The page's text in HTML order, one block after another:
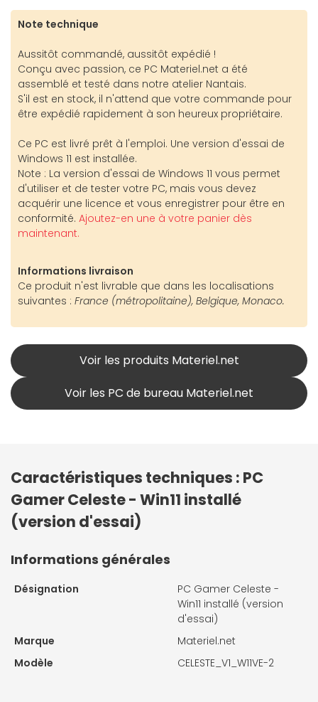
Note technique
Aussitôt commandé, aussitôt expédié !
Conçu avec passion, ce PC Materiel.net a été
assemblé et testé dans notre atelier Nantais.
S'il est en stock, il n'attend que votre commande pour
être expédié rapidement à son heureux propriétaire.
Ce PC est livré prêt à l'emploi. Une version d'essai de
Windows 11 est installée.
Note : La version d'essai de Windows 11 vous permet
d'utiliser et de tester votre PC, mais vous devez
acquérir une licence et vous enregistrer pour être en
conformité. Ajoutez-en une à votre panier dès
maintenant.
Informations livraison
Ce produit n'est livrable que dans les localisations
suivantes : France (métropolitaine), Belgique, Monaco.
Voir les produits Materiel.net
Voir les PC de bureau Materiel.net
Caractéristiques techniques : PC
Gamer Celeste - Win11 installé
(version d'essai)
Informations générales
Désignation
PC Gamer Celeste -
Win11 installé (version
d'essai)
Marque
Materiel.net
Modèle
CELESTE_V1_W11VE-2